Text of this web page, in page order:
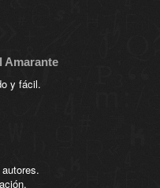
Amarante
y fácil.